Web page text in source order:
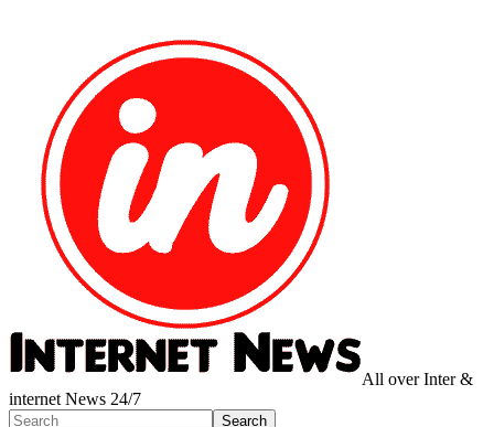
All over Inter &
internet News 24/7